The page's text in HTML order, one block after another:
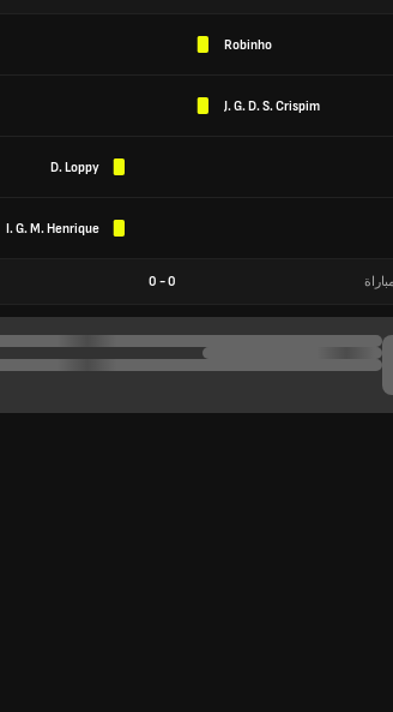
Robinho
J. G. D. S. Crispim
D. Loppy
I. G. M. Henrique
0
-
0